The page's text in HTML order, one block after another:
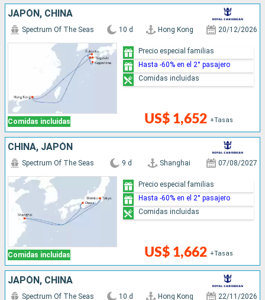
JAPÓN, CHINA
Comidas incluidas
Spectrum Of The Seas 10 d Hong Kong 20/12/2026
US$ 1,652 +Tasas
Precio especial familias
Hasta -60% en el 2° pasajero
Comidas incluidas
CHINA, JAPÓN
Comidas incluidas
Spectrum Of The Seas 9 d Shanghai 07/08/2027
US$ 1,662 +Tasas
Precio especial familias
Hasta -60% en el 2° pasajero
Comidas incluidas
JAPÓN, CHINA
Spectrum Of The Seas 10 d Hong Kong 22/11/2026